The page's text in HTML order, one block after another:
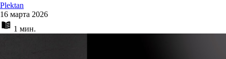
Plektan
16 марта 2026
1 мин.